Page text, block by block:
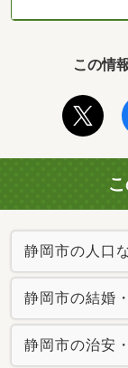
この情
静岡市の人口
静岡市の結婚
静岡市の治安